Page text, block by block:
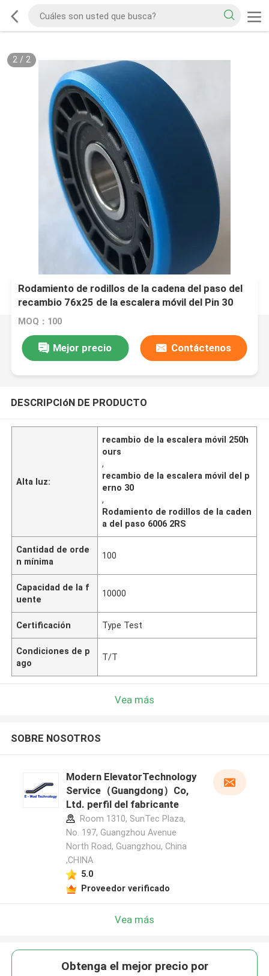
2/ 2
Rodamiento de rodillos de la cadena del paso del
recambio 76x25 de la escalera móvil del Pin 30
6006 2RS
MOQ：100
Mejor precio Contáctenos
DESCRIPCIóN DE PRODUCTO
Alta luz:
recambio de la escalera móvil 250h
ours
,
recambio de la escalera móvil del p
erno 30
,
Rodamiento de rodillos de la caden
a del paso 6006 2RS
Cantidad de orde
n mínima
100
Capacidad de la f
uente
10000
Certificación Type Test
Condiciones de p
ago
T/T
Vea más
SOBRE NOSOTROS
Modern ElevatorTechnology
Service（Guangdong）Co,
Ltd. perfil del fabricante
Room 1310, SunTec Plaza,
No. 197, Guangzhou Avenue
North Road, Guangzhou, China
,CHINA
5.0
Proveedor verificado
Vea más
Obtenga el mejor precio por